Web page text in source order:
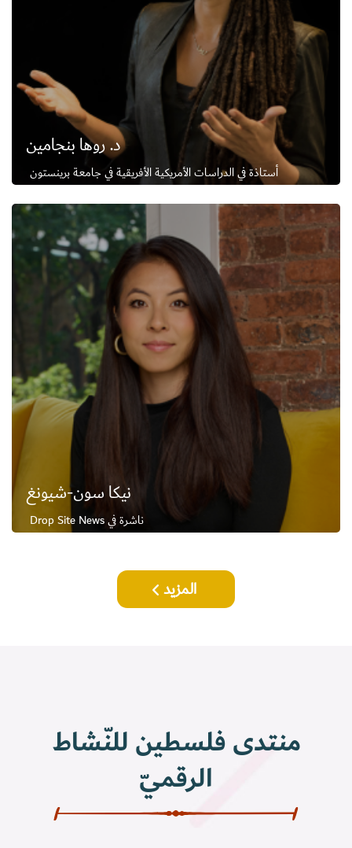
د. روها بنجامين
أستاذة في الدراسات الأمريكية الأفريقية في جامعة برينستون
نيكا سون-شيونغ
ناشرة في Drop Site News
المزيد
منتدى فلسطين للنّشاط
الرقميّ